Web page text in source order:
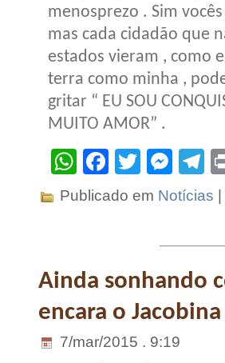
menosprezo . Sim
mas cada cidadão que
estados vieram , como
terra como minha ,
gritar “ EU SOU
MUITO AMOR” .
WhatsApp
Facebook
Twitter
Publicado em Notícias
Ainda sonhando
encara o
7/mar/2015 . 9:19